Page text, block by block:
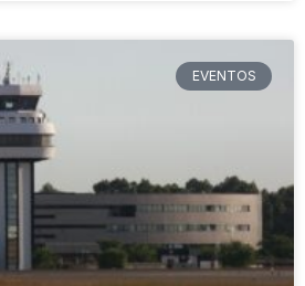
EVENTOS